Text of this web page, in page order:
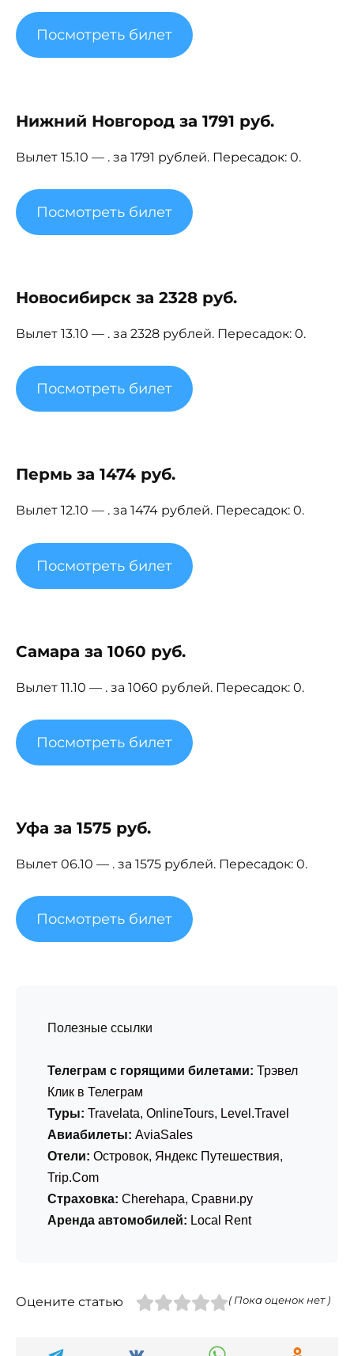
Посмотреть билет
Нижний Новгород за 1791 руб.
Вылет 15.10 — . за 1791 рублей. Пересадок: 0.
Посмотреть билет
Новосибирск за 2328 руб.
Вылет 13.10 — . за 2328 рублей. Пересадок: 0.
Посмотреть билет
Пермь за 1474 руб.
Вылет 12.10 — . за 1474 рублей. Пересадок: 0.
Посмотреть билет
Самара за 1060 руб.
Вылет 11.10 — . за 1060 рублей. Пересадок: 0.
Посмотреть билет
Уфа за 1575 руб.
Вылет 06.10 — . за 1575 рублей. Пересадок: 0.
Посмотреть билет
Полезные ссылки
Телеграм с горящими билетами: Трэвел
Клик в Телеграм
Туры: Travelata, OnlineTours, Level.Travel
Авиабилеты: AviaSales
Отели: Островок, Яндекс Путешествия,
Trip.Com
Страховка: Cherehapa, Сравни.ру
Аренда автомобилей: Local Rent
Оцените статью ( Пока оценок нет )